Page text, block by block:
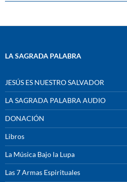
LA SAGRADA PALABRA
JESÚS ES NUESTRO SALVADOR
LA SAGRADA PALABRA AUDIO
DONACIÓN
Libros
La Música Bajo la Lupa
Las 7 Armas Espirituales